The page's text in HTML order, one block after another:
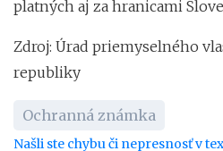
platných aj za hranicami
Zdroj: Úrad priemyselného
republiky
Ochranná známka
Našli ste chybu či nepresnosť v